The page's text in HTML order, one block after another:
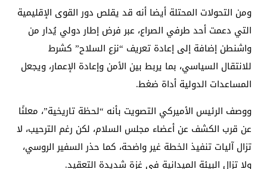
ومن التحولات المحتلة أيضا أنه قد يقلص دور القوى الإقليمية
التي دعمت أحد طرفي الصراع، عبر فرض إطار دولي يُدار من
واشنطن إضافة إلى إعادة تعريف “نزع السلاح” كشرط
للانتقال السياسي، بما يربط بين الأمن وإعادة الإعمار، ويجعل
المساعدات الدولية أداة ضغط.
ووصف الرئيس الأميركي التصويت بأنه “لحظة تاريخية”، معلنًا
عن قرب الكشف عن أعضاء مجلس السلام، لكن رغم الترحيب، لا
تزال آليات تنفيذ الخطة غير واضحة، كما حذر السفير الروسي،
ولا تزال البيئة الميدانية في غزة شديدة التعقيد.